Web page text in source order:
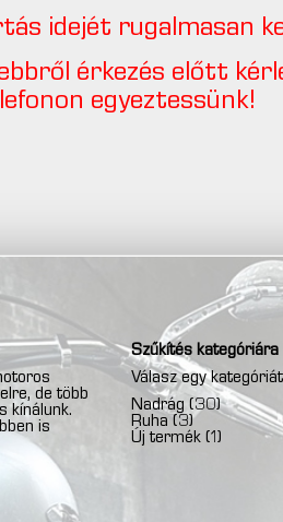
idejét rugalmasan
érkezés előtt
egyeztessünk!
de több
kínálunk.
is
Szűkítés kategóriára
Válasz egy
Nadrág (30)
Ruha (3)
Új termék (1)